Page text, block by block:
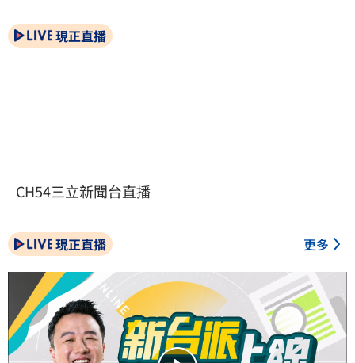
現正直播
CH54三立新聞台直播
現正直播 更多